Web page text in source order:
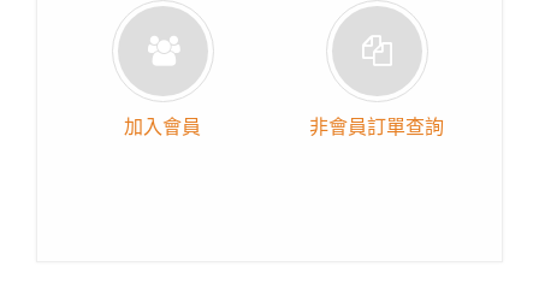
加入會員 非會員訂單查詢